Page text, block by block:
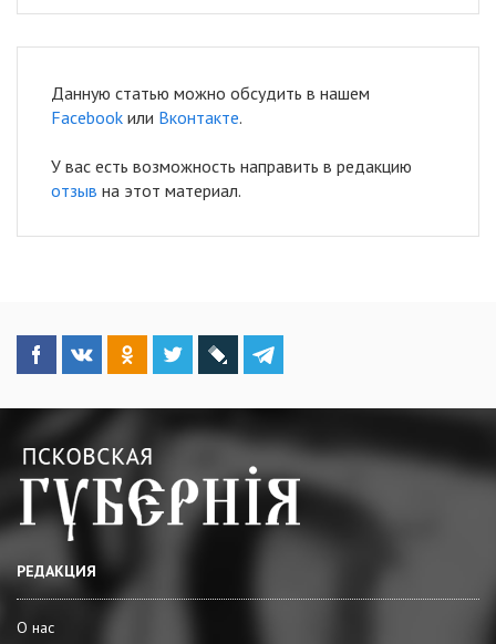
Данную статью можно обсудить в нашем
Facebook или Вконтакте.
У вас есть возможность направить в редакцию
отзыв на этот материал.
РЕДАКЦИЯ
О нас